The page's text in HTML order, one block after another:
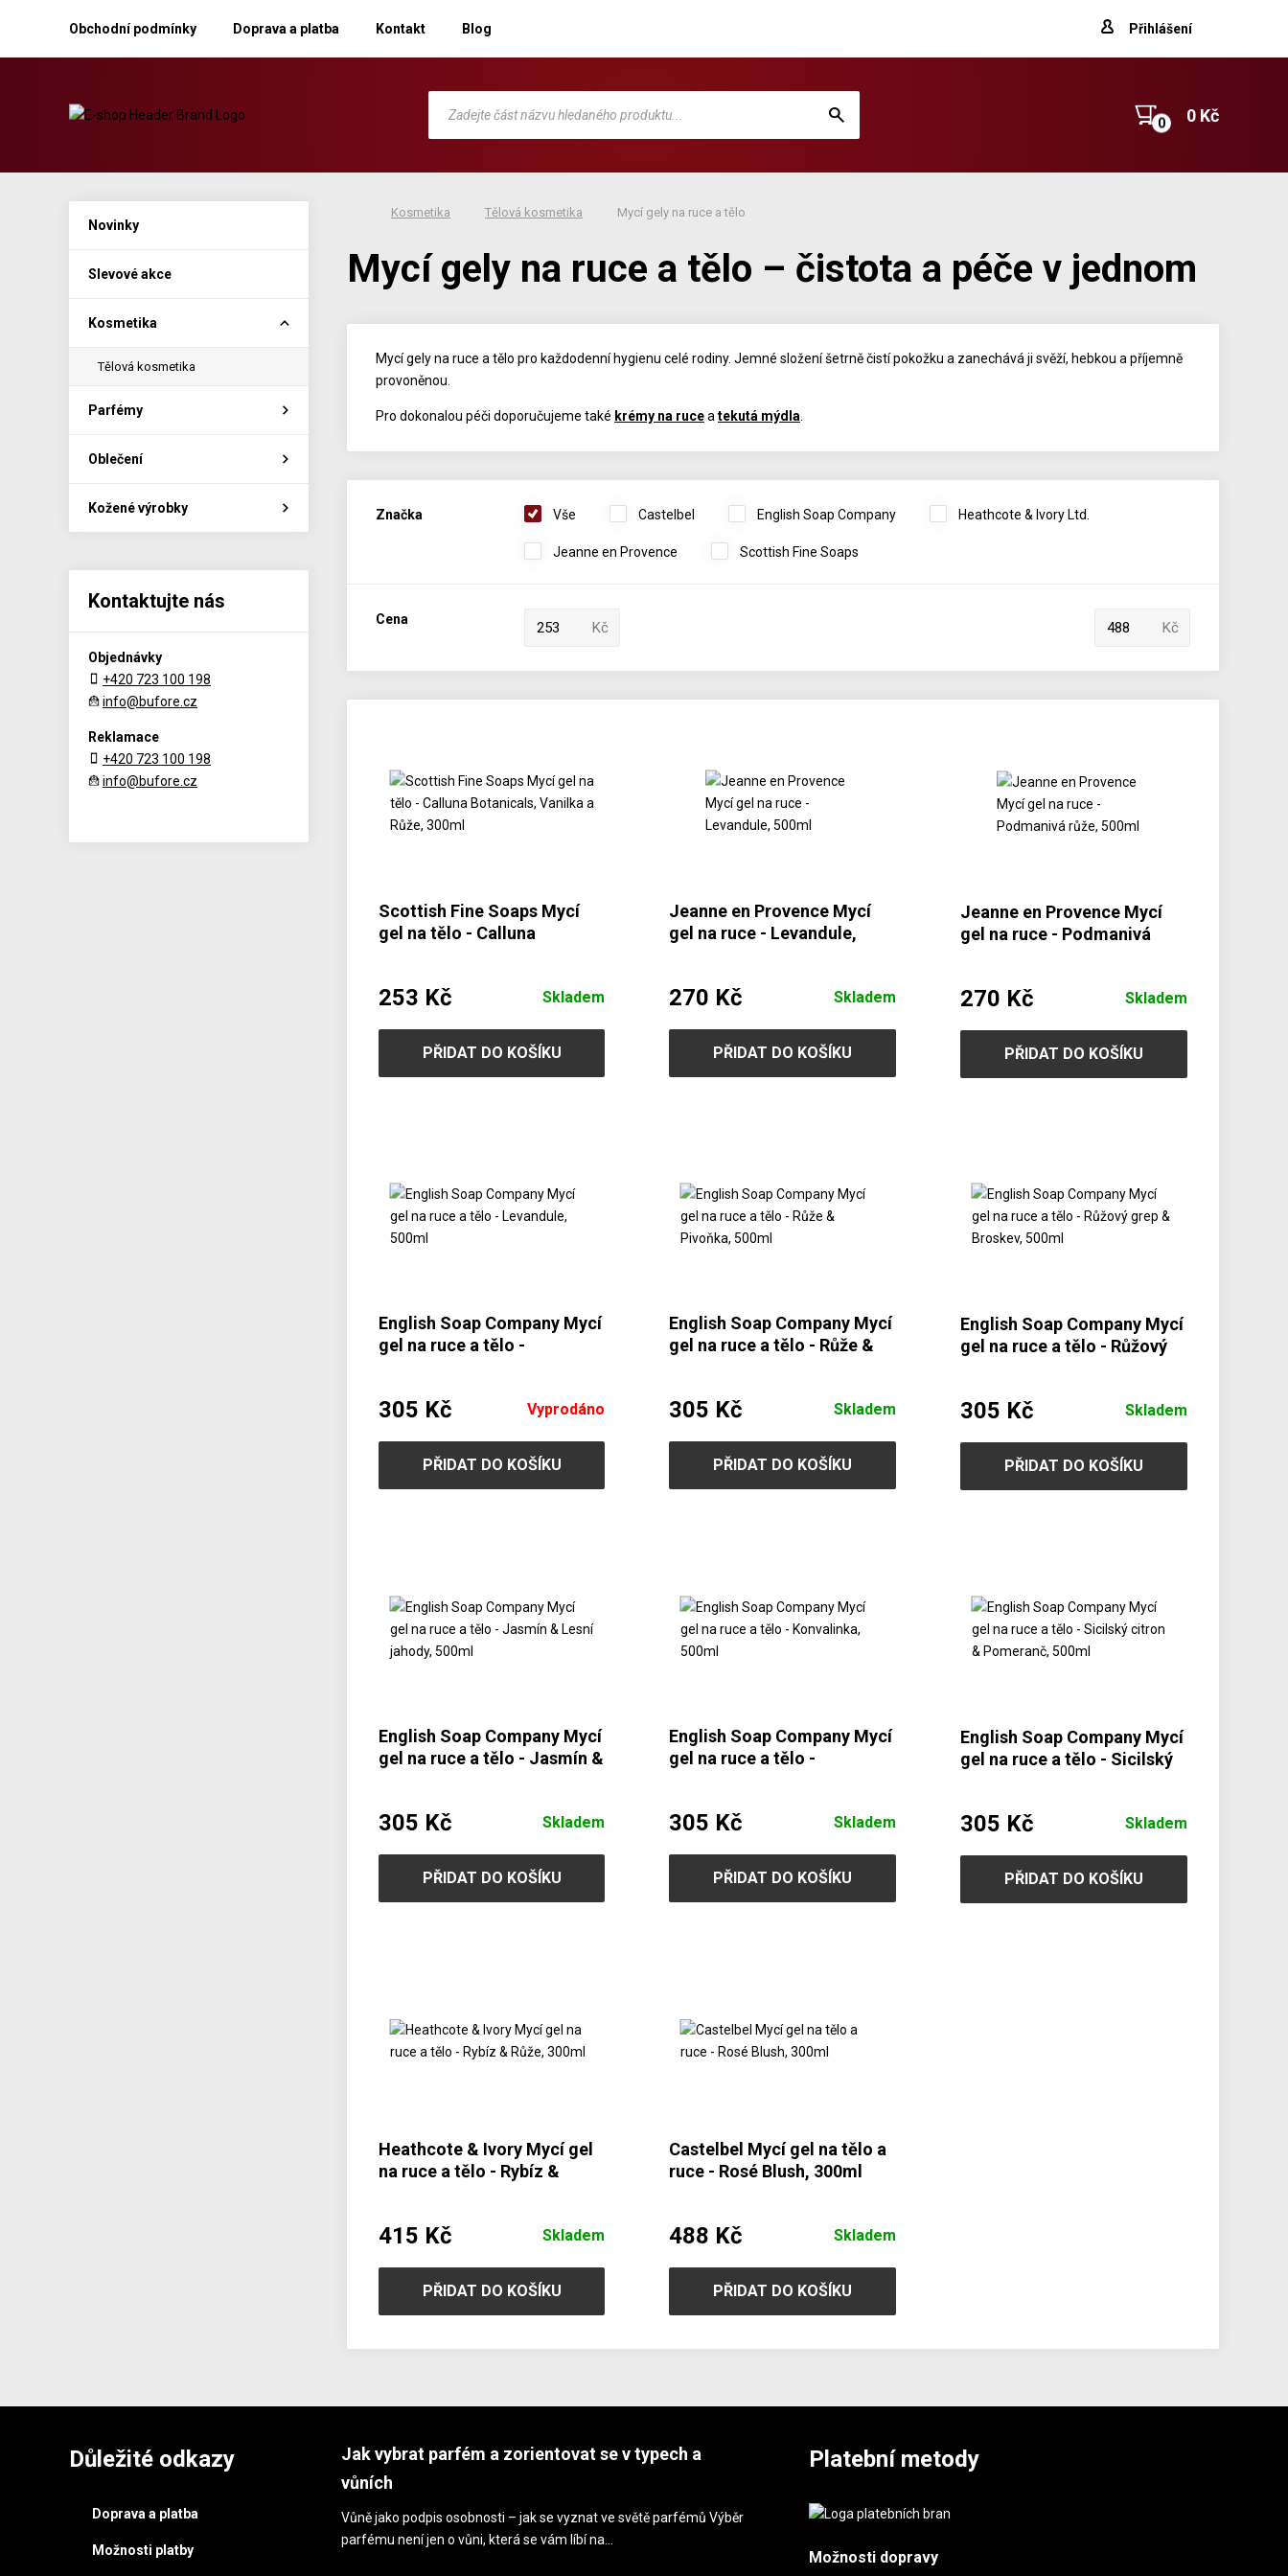
Obchodní podmínky Doprava a platba Kontakt Blog Přihlášení
0 Kč
Kosmetika Tělová kosmetika Mycí gely na ruce a tělo
Mycí gely na ruce a tělo – čistota a péče v jednom
Mycí gely na ruce a tělo pro každodenní hygienu celé rodiny. Jemné složení šetrně čistí pokožku a zanechává ji svěží, hebkou a příjemně
provoněnou.
Pro dokonalou péči doporučujeme také krémy na rucea tekutá mýdla
Značka Vše Castelbel English Soap Company Heathcote & Ivory Ltd.
Jeanne en Provence Scottish Fine Soaps
Cena Kč Kč
Scottish Fine Soaps Mycí
gel na tělo - Calluna
253 Kč Skladem
PŘIDAT DO KOŠÍKU
Jeanne en Provence Mycí
gel na ruce - Levandule,
270 Kč Skladem
PŘIDAT DO KOŠÍKU
Jeanne en Provence Mycí
gel na ruce - Podmanivá
270 Kč Skladem
PŘIDAT DO KOŠÍKU
English Soap Company Mycí
gel na ruce a tělo -
305 Kč Vyprodáno
PŘIDAT DO KOŠÍKU
English Soap Company Mycí
gel na ruce a tělo - Růže &
305 Kč Skladem
PŘIDAT DO KOŠÍKU
English Soap Company Mycí
gel na ruce a tělo - Růžový
305 Kč Skladem
PŘIDAT DO KOŠÍKU
English Soap Company Mycí
gel na ruce a tělo - Jasmín &
305 Kč Skladem
PŘIDAT DO KOŠÍKU
English Soap Company Mycí
gel na ruce a tělo -
305 Kč Skladem
PŘIDAT DO KOŠÍKU
English Soap Company Mycí
gel na ruce a tělo - Sicilský
305 Kč Skladem
PŘIDAT DO KOŠÍKU
Heathcote & Ivory Mycí gel
na ruce a tělo - Rybíz &
415 Kč Skladem
PŘIDAT DO KOŠÍKU
Castelbel Mycí gel na tělo a
ruce - Rosé Blush, 300ml
488 Kč Skladem
PŘIDAT DO KOŠÍKU
Novinky
Slevové akce
Kosmetika
Tělová kosmetika
Parfémy
Oblečení
Kožené výrobky
Kontaktujte nás
Objednávky
+420 723 100 198
info@bufore.cz
Reklamace
+420 723 100 198
info@bufore.cz
Důležité odkazy
Doprava a platba
Možnosti platby
Jak vybrat parfém a zorientovat se v typech a
vůních
Vůně jako podpis osobnosti – jak se vyznat ve světě parfémů Výběr
parfému není jen o vůni, která se vám líbí na…
Platební metody
Možnostidopravy